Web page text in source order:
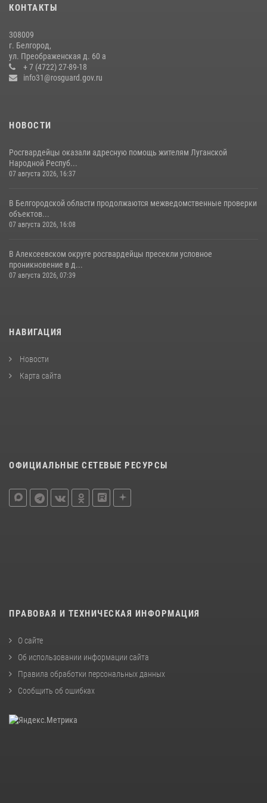
Белгородские росгвардейцы задержали рецидивиста за попытку
кражи из магазина
14 июля 2026, 07:13
КОНТАКТЫ
308009
г. Белгород,
ул. Преображенская д. 60 а
+ 7 (4722) 27-89-18
info31@rosguard.gov.ru
НОВОСТИ
Росгвардейцы оказали адресную помощь жителям Луганской
Народной Респуб...
07 августа 2026, 16:37
В Белгородской области продолжаются межведомственные проверки
объектов...
07 августа 2026, 16:08
В Алексеевском округе росгвардейцы пресекли условное
проникновение в д...
07 августа 2026, 07:39
НАВИГАЦИЯ
Новости
Карта сайта
ОФИЦИАЛЬНЫЕ СЕТЕВЫЕ РЕСУРСЫ
ПРАВОВАЯ И ТЕХНИЧЕСКАЯ ИНФОРМАЦИЯ
О сайте
Об использовании информации сайта
Правила обработки персональных данных
Сообщить об ошибках